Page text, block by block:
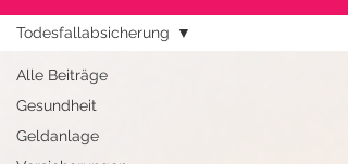
Alle Beiträge
Gesundheit
Geldanlage
Todesfallabsicherung